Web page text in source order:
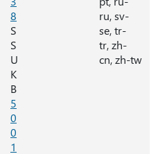
8
S
S
U
K
B
5
0
0
1
ru, sv-
se, tr-
tr, zh-
cn, zh-tw